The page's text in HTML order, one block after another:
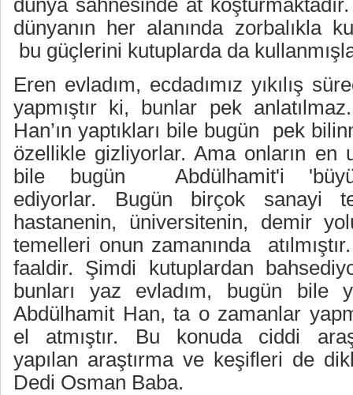
dünya sahnesinde at
dünyanın her alanında zorbalıkla
bu güçlerini kutuplarda da
Eren evladım, ecdadımız yıkılış
yapmıştır ki, bunlar pek
Han’ın yaptıkları bile bugün
pek
özellikle gizliyorlar. Ama onların en
bile bugün Abdülhamit'i
ediyorlar. Bugün birçok sanayi
hastanenin, üniversitenin, demir
temelleri onun zamanında
faaldir. Şimdi kutuplardan
bunları yaz evladım, bugün bile
Abdülhamit Han, ta o zamanlar
el atmıştır. Bu konuda ciddi
yapılan araştırma ve keşifleri de
Dedi Osman Baba.